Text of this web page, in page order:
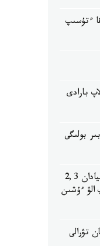
ءتۇسىپ
بارادى
بولىگى
قاشاعان كەن ورنىن يگەرەتىن كومپانيادان 2,3
الۋ ءۇشىن
تۋرالى